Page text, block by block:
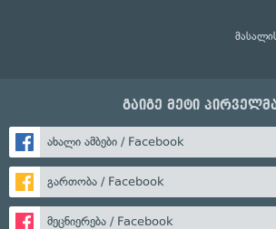
გაიგე მეტი
ახალი ამბები / Facebook
გართობა / Facebook
მეცნიერება / Facebook